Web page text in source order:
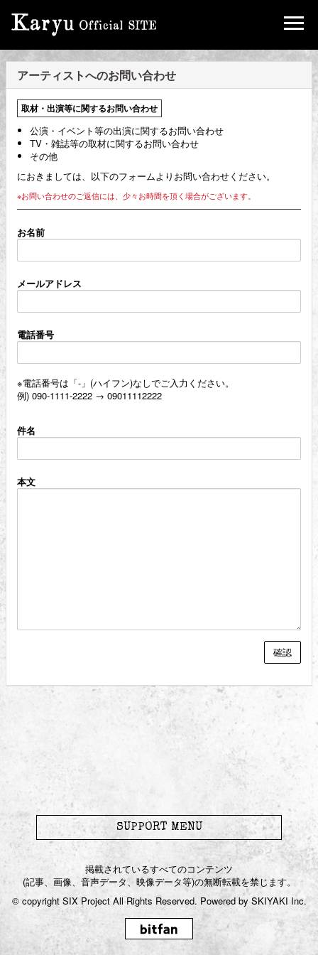
to Karyu
Blog
Gallery
Movie
Chat Room
Birthday Mail
Ticket
アーティストへのお問い合わせ
取材・出演等に関するお問い合わせ
公演・イベント等の出演に関するお問い合わせ
TV・雑誌等の取材に関するお問い合わせ
その他
におきましては、以下のフォームよりお問い合わせください。
※お問い合わせのご返信には、少々お時間を頂く場合がございます。
お名前
メールアドレス
電話番号
※電話番号は「-」(ハイフン)なしでご入力ください。
例) 090-1111-2222 → 09011112222
件名
本文
SUPPORT MENU
掲載されているすべてのコンテンツ
(記事、画像、音声データ、映像データ等)の無断転載を禁じます。
© copyright SIX Project All Rights Reserved. Powered by SKIYAKI Inc.